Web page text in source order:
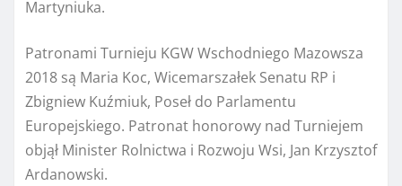
Martyniuka.
Patronami Turnieju KGW Wschodniego Mazowsza
2018 są Maria Koc, Wicemarszałek Senatu RP i
Zbigniew Kuźmiuk, Poseł do Parlamentu
Europejskiego. Patronat honorowy nad Turniejem
objął Minister Rolnictwa i Rozwoju Wsi, Jan Krzysztof
Ardanowski.